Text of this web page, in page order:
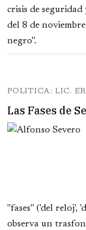
crisis de
del 8 de
negro".
POLITICA: LIC.
Las Fases de
"fases" ('del reloj',
observa un